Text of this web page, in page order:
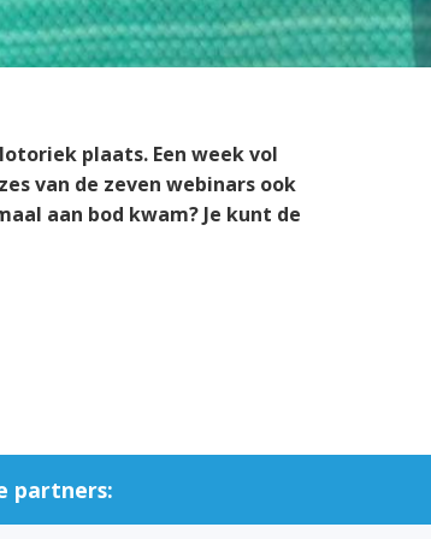
Preventie
plaats. Een week vol
van de zeven webinars ook
aan bod kwam? Je kunt de
partners: